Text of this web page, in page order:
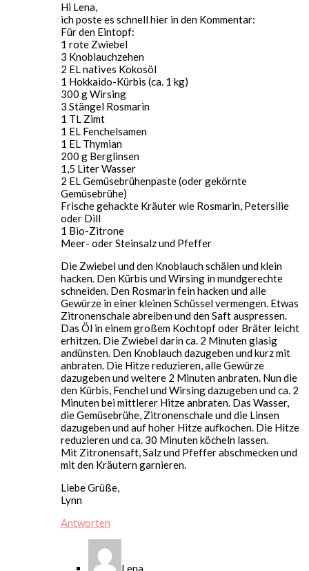
Hi Lena,
ich poste es schnell hier in den Kommentar:
Für den Eintopf:
1 rote Zwiebel
3 Knoblauchzehen
2 EL natives Kokosöl
1 Hokkaido-Kürbis (ca. 1 kg)
300 g Wirsing
3 Stängel Rosmarin
1 TL Zimt
1 EL Fenchelsamen
1 EL Thymian
200 g Berglinsen
1,5 Liter Wasser
2 EL Gemüsebrühenpaste (oder gekörnte
Gemüsebrühe)
Frische gehackte Kräuter wie Rosmarin, Petersilie
oder Dill
1 Bio-Zitrone
Meer- oder Steinsalz und Pfeffer
Die Zwiebel und den Knoblauch schälen und klein
hacken. Den Kürbis und Wirsing in mundgerechte
schneiden. Den Rosmarin fein hacken und alle
Gewürze in einer kleinen Schüssel vermengen. Etwas
Zitronenschale abreiben und den Saft auspressen.
Das Öl in einem großem Kochtopf oder Bräter leicht
erhitzen. Die Zwiebel darin ca. 2 Minuten glasig
andünsten. Den Knoblauch dazugeben und kurz mit
anbraten. Die Hitze reduzieren, alle Gewürze
dazugeben und weitere 2 Minuten anbraten. Nun die
den Kürbis, Fenchel und Wirsing dazugeben und ca. 2
Minuten bei mittlerer Hitze anbraten. Das Wasser,
die Gemüsebrühe, Zitronenschale und die Linsen
dazugeben und auf hoher Hitze aufkochen. Die Hitze
reduzieren und ca. 30 Minuten köcheln lassen.
Mit Zitronensaft, Salz und Pfeffer abschmecken und
mit den Kräutern garnieren.
Liebe Grüße,
Lynn
Antworten